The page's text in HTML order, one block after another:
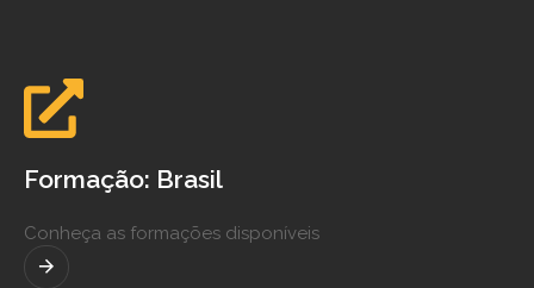
Formação: Brasil
Conheça as formações disponíveis